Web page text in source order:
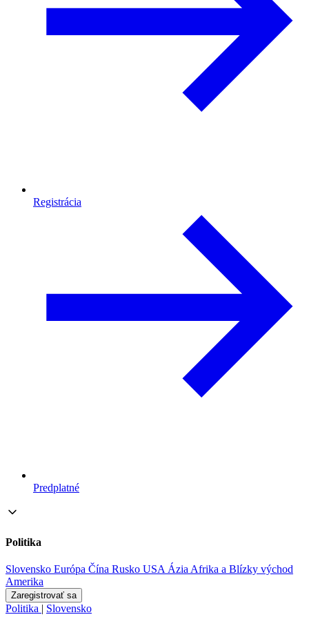
Registrácia
Predplatné
Politika
Slovensko Európa Čína Rusko USA ÁziaAfrika a Blízky východ
Amerika
Zaregistrovať sa
Politika | Slovensko